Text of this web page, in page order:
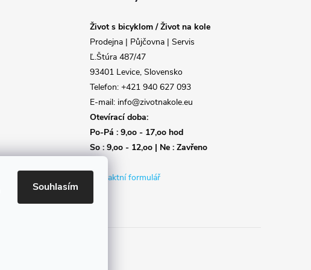
Souhlasím
Život s bicyklom / Život na kole
Prodejna | Půjčovna | Servis
Ľ.Štúra 487/47
93401 Levice, Slovensko
Telefon: +421 940 627 093
E-mail: info@zivotnakole.eu
Otevírací doba:
Po-Pá : 9,oo - 17,oo hod
So : 9,oo - 12,oo | Ne : Zavřeno
Kontaktní formulář